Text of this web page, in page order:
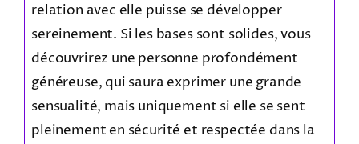
relation avec elle puisse se développer
sereinement. Si les bases sont solides, vous
découvrirez une personne profondément
généreuse, qui saura exprimer une grande
sensualité, mais uniquement si elle se sent
pleinement en sécurité et respectée dans la